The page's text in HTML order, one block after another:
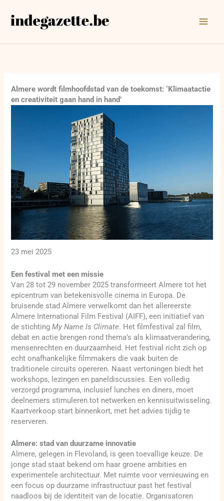
naar
Almere wordt filmhoofdstad van de toekomst: ‘Klimaatactie
en creativiteit gaan hand in hand’
23 mei 2025
Een festival met een missie
Van 28 tot 29 november 2025 transformeert Almere tot het
epicentrum van betekenisvolle cinema in Europa. De
bruisende stad Almere verwelkomt dan het allereerste
Almere International Film Festival (AIFF), een initiatief van
de stichtingMy Name Is Climate. Het filmfestival zal film,
debat en actie brengen rond thema’s als klimaatverandering,
mensenrechten en duurzaamheid. Het festival richt zich op
echt onafhankelijke filmmakers die vaak buiten de
traditionele circuits opereren. Naast vertoningen biedt het
workshops, lezingen en paneldiscussies. Een volledig
verzorgd programma, inclusief lunches en diners, moet
deelnemers stimuleren tot netwerken en kennisuitwisseling.
Kaartverkoop start binnenkort, met het advies tijdig te
reserveren.
Almere: stad van duurzame innovatie
Almere, gelegen in Flevoland, is geen toevallige keuze. De
jonge stad staat bekend om haar groene ambities en
experimentele architectuur. Met ruimte voor vernieuwing en
een focus op duurzame infrastructuur past het festival
naadloos bij de identiteit van de locatie. Organisatoren